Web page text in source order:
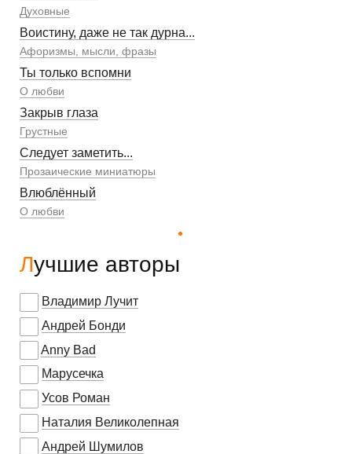
Духовные
Воистину, даже не так дурна...
Афоризмы, мысли, фразы
Ты только вспомни
О любви
Закрыв глаза
Грустные
Следует заметить...
Прозаические миниатюры
Влюблённый
О любви
Лучшие авторы
Владимир Лучит
Андрей Бонди
Anny Bad
Марусечка
Усов Роман
Наталия Великолепная
Андрей Шумилов